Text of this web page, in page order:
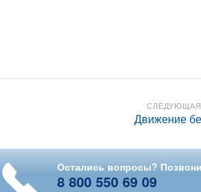
СЛЕДУЮЩАЯ
Движение
Остались вопросы?
8 800 550 69 09